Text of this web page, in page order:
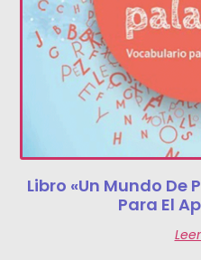
Libro «Un Mundo
Para El